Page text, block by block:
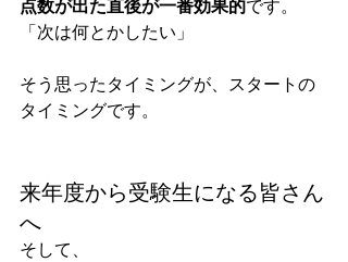
点数が出た直後が一番効果的です。
「次は何とかしたい」
そう思ったタイミングが、スタートの
タイミングです。
来年度から受験生になる皆さん
へ
そして、